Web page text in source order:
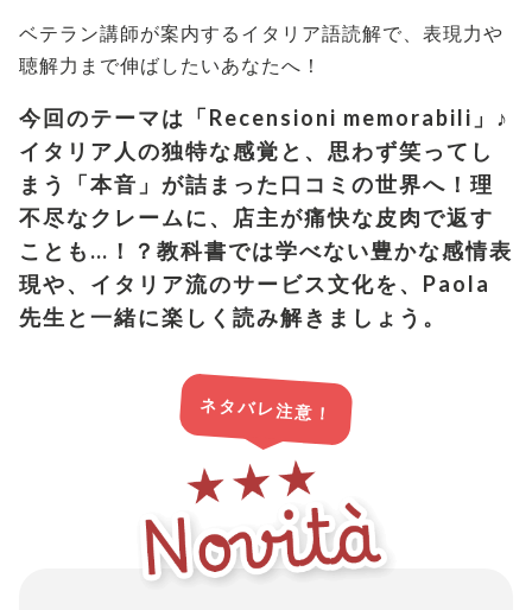
ベテラン講師が案内するイタリア語読解で、 表現力や
聴解力まで伸ばしたいあなたへ！
今回のテーマは「Recensioni memorabili」♪
イタリア人の独特な感覚と、思わず笑ってし
まう「本音」が詰まった口コミの世界へ！ 理
不尽なクレームに、店主が痛快な皮肉で返す
ことも…！？ 教科書では学べない豊かな感情表
現や、イタリア流のサービス文化を、 Paola
先生と一緒に楽しく読み解きましょう。
ネタバレ注意！